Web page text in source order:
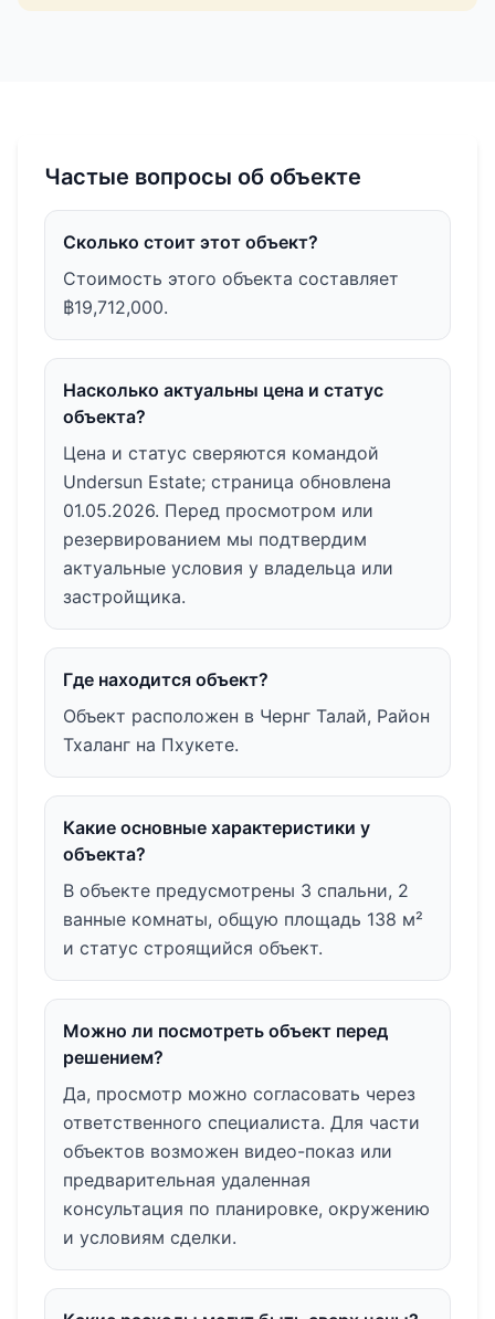
Частые вопросы об объекте
Сколько стоит этот объект?
Стоимость этого объекта составляет
฿19,712,000.
Насколько актуальны цена и статус
объекта?
Цена и статус сверяются командой
Undersun Estate; страница обновлена
01.05.2026. Перед просмотром или
резервированием мы подтвердим
актуальные условия у владельца или
застройщика.
Где находится объект?
Объект расположен в Чернг Талай, Район
Тхаланг на Пхукете.
Какие основные характеристики у
объекта?
В объекте предусмотрены 3 спальни, 2
ванные комнаты, общую площадь 138 м²
и статус строящийся объект.
Можно ли посмотреть объект перед
решением?
Да, просмотр можно согласовать через
ответственного специалиста. Для части
объектов возможен видео-показ или
предварительная удаленная
консультация по планировке, окружению
и условиям сделки.